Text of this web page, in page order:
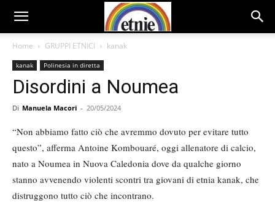
Home GRUPPI ETNICI kanak
kanak Polinesia in diretta
Disordini a Noumea
Di Manuela Macori - 20/05/2024
“Non abbiamo fatto ciò che avremmo dovuto per evitare tutto
questo”, afferma Antoine Kombouaré, oggi allenatore di calcio,
nato a Noumea in Nuova Caledonia dove da qualche giorno
stanno avvenendo violenti scontri tra giovani di etnia kanak, che
distruggono tutto ciò che incontrano.